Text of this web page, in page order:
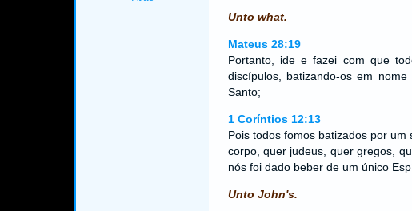
Unto what.
Mateus 28:19
Portanto, ide e fazei com que
discípulos, batizando-os em
Santo;
1 Coríntios 12:13
Pois todos fomos batizados por
corpo, quer judeus, quer gregos,
nós foi dado beber de um único
Unto John's.